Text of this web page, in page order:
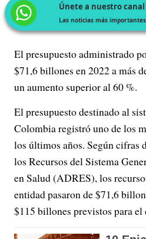
Únete a nuestro
Las noticias más
El presupuesto administrado
$71,6 billones en 2022 a más
un aumento superior al 60 %.
El presupuesto destinado al
Colombia registró uno de los
los últimos años. Según cifras
los Recursos del Sistema
en Salud (ADRES), los
entidad pasaron de $71,6
$115 billones previstos para el